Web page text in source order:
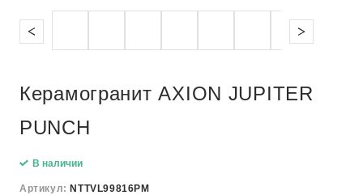
Керамогранит AXION JUPITER
PUNCH
В наличии
Артикул: NTTVL99816PM